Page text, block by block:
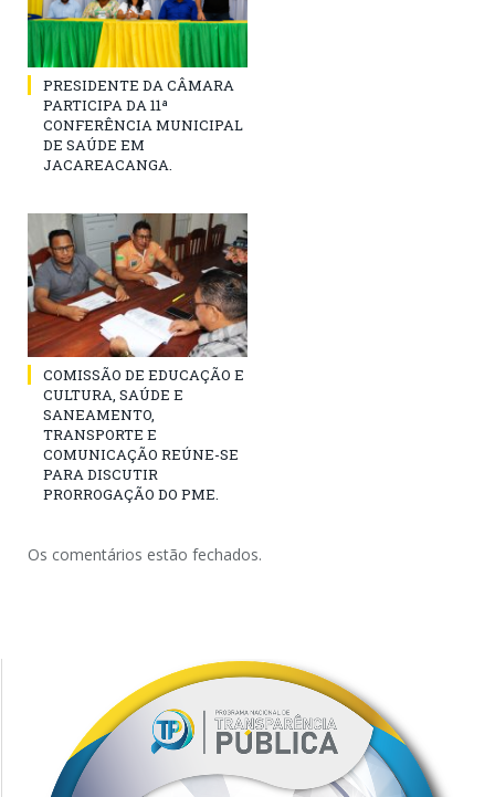
PRESIDENTE DA CÂMARA
PARTICIPA DA 11ª
CONFERÊNCIA MUNICIPAL
DE SAÚDE EM
JACAREACANGA.
COMISSÃO DE EDUCAÇÃO E
CULTURA, SAÚDE E
SANEAMENTO,
TRANSPORTE E
COMUNICAÇÃO REÚNE-SE
PARA DISCUTIR
PRORROGAÇÃO DO PME.
Os comentários estão fechados.